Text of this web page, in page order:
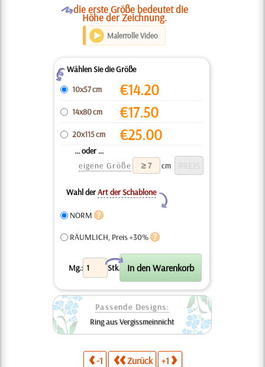
Odie erste Größe bedeutet die
Höhe der Zeichnung.
Malerrolle Video
ZWählen Sie die Größe
10x57 cm
€14.20
14x80 cm €17.50
20x115 cm €25.00
... oder ...
eigene Größe
cm
Wahl derArt der Schablone
Y
NORM
RÄUMLICH, Preis +30%
Mg.: Stk.
X
Passende Designs:
Ring aus Vergissmeinnicht
-1 Zurück +1